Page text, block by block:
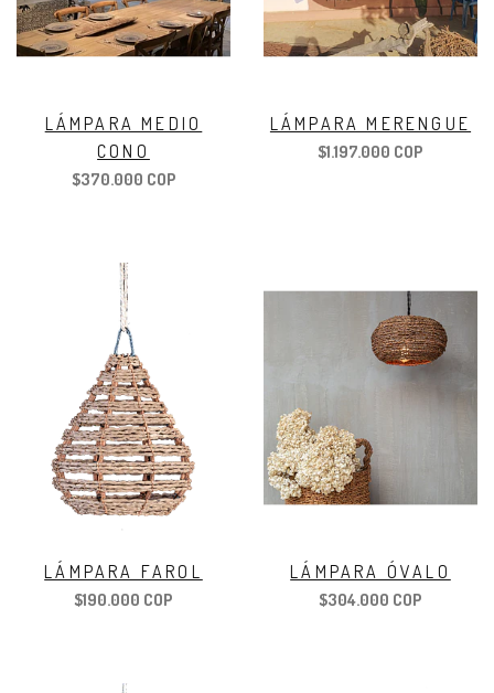
LÁMPARA MEDIO
CONO
$370.000 COP
LÁMPARA MERENGUE
$1.197.000 COP
LÁMPARA FAROL
$190.000 COP
LÁMPARA ÓVALO
$304.000 COP